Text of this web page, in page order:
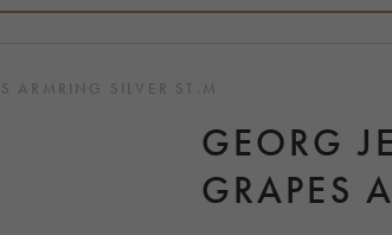
ARMRING SILVER ST.M
GEORG
GRAPES